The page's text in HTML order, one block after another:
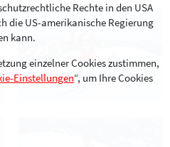
Rechte in den USA
die US-amerikanische Regierung
kann.
einzelner Cookies zustimmen,
Einstellungen“, um Ihre Cookies